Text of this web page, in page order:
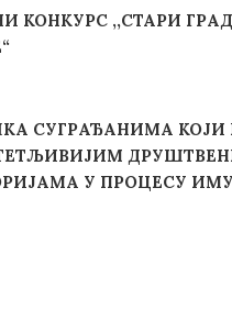
КОНКУРС ,,СТАРИ
СУГРАЂАНИМА КОЈИ
У ПРОЦЕСУ